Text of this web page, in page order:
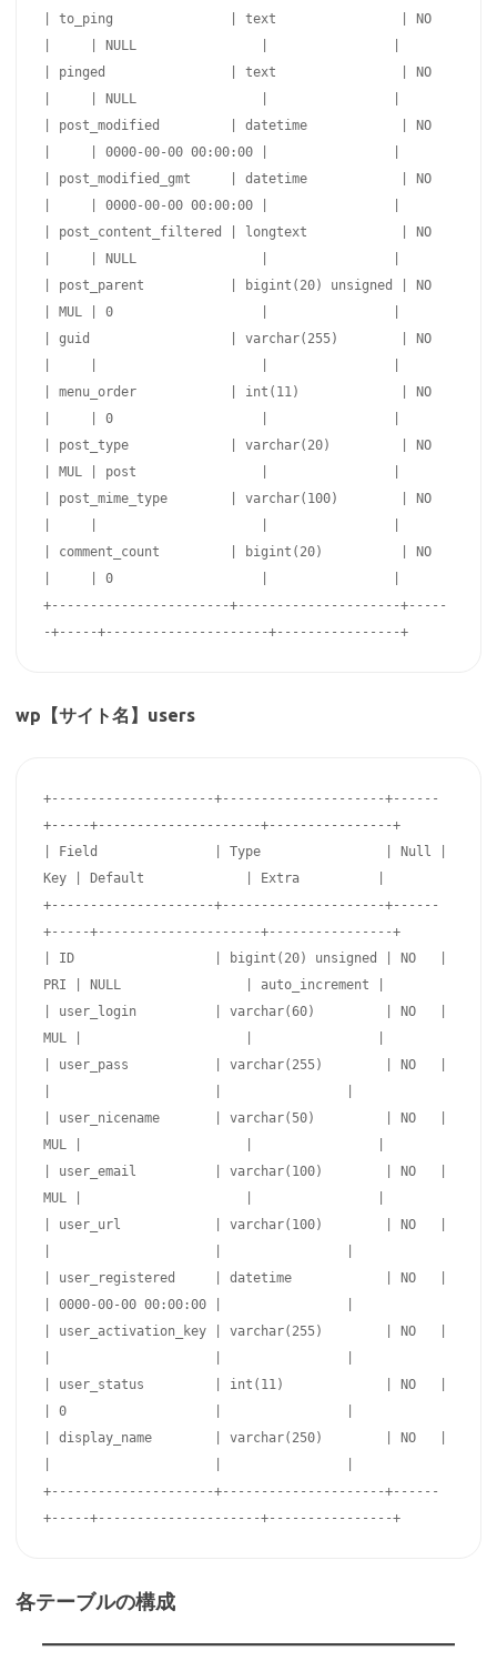
| to_ping               | text                | NO
|     | NULL                |                |
| pinged                | text                | NO
|     | NULL                |                |
| post_modified         | datetime            | NO
|     | 0000-00-00 00:00:00 |                |
| post_modified_gmt     | datetime            | NO
|     | 0000-00-00 00:00:00 |                |
| post_content_filtered | longtext            | NO
|     | NULL                |                |
| post_parent           | bigint(20) unsigned | NO
| MUL | 0                   |                |
| guid                  | varchar(255)        | NO
| menu_order            | int(11)             | NO
|     | 0                   |                |
| post_type             | varchar(20)         | NO
| MUL | post                |                |
| post_mime_type        | varchar(100)        | NO
| comment_count         | bigint(20)          | NO
|     | 0                   |                |
+-----------------------+---------------------+-----
-+-----+---------------------+----------------+
wp【サイト名】users
+---------------------+---------------------+------
+-----+---------------------+----------------+
| Field               | Type                | Null |
Key | Default             | Extra          |
+---------------------+---------------------+------
+-----+---------------------+----------------+
| ID                  | bigint(20) unsigned | NO   |
PRI | NULL                | auto_increment |
| user_login          | varchar(60)         | NO   |
MUL |                     |                |
| user_pass           | varchar(255)        | NO   |
| user_nicename       | varchar(50)         | NO   |
MUL |                     |                |
| user_email          | varchar(100)        | NO   |
MUL |                     |                |
| user_url            | varchar(100)        | NO   |
| user_registered     | datetime            | NO   |
| 0000-00-00 00:00:00 |                |
| user_activation_key | varchar(255)        | NO   |
| user_status         | int(11)             | NO   |
| 0                   |                |
| display_name        | varchar(250)        | NO   |
+---------------------+---------------------+------
+-----+---------------------+----------------+
各テーブルの構成